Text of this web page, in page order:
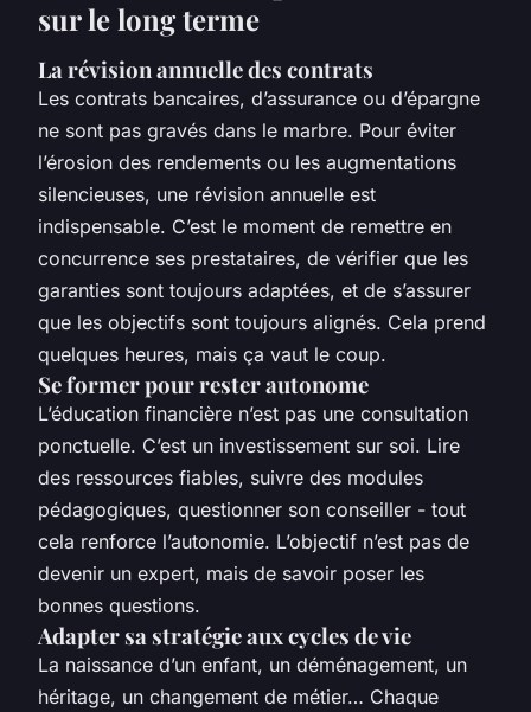
sur le long terme
La révision annuelle des contrats
Les contrats bancaires, d’assurance ou d’épargne
ne sont pas gravés dans le marbre. Pour éviter
l’érosion des rendements ou les augmentations
silencieuses, une révision annuelle est
indispensable. C’est le moment de remettre en
concurrence ses prestataires, de vérifier que les
garanties sont toujours adaptées, et de s’assurer
que les objectifs sont toujours alignés. Cela prend
quelques heures, mais ça vaut le coup.
Se former pour rester autonome
L’éducation financière n’est pas une consultation
ponctuelle. C’est un investissement sur soi. Lire
des ressources fiables, suivre des modules
pédagogiques, questionner son conseiller - tout
cela renforce l’autonomie. L’objectif n’est pas de
devenir un expert, mais de savoir poser les
bonnes questions.
Adapter sa stratégie aux cycles de vie
La naissance d’un enfant, un déménagement, un
héritage, un changement de métier… Chaque